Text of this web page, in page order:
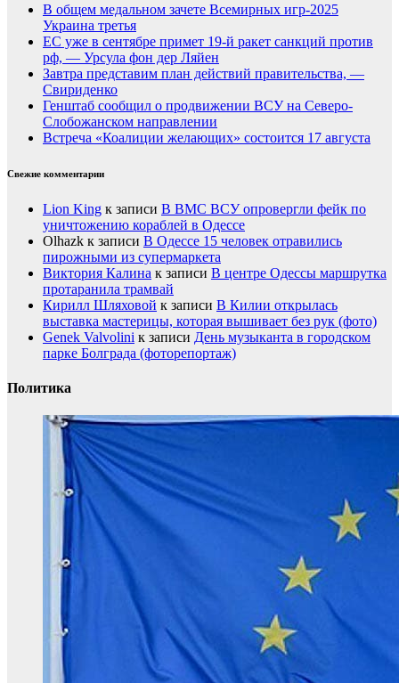
В общем медальном зачете Всемирных игр-2025
Украина третья
ЕС уже в сентябре примет 19-й ракет санкций против
рф, — Урсула фон дер Ляйен
Завтра представим план действий правительства, —
Свириденко
Генштаб сообщил о продвижении ВСУ на Северо-
Слобожанском направлении
Встреча «Коалиции желающих» состоится 17 августа
Свежие комментарии
Lion King к записи В ВМС ВСУ опровергли фейк по
уничтожению кораблей в Одессе
Olhazk к записи В Одессе 15 человек отравились
пирожными из супермаркета
Виктория Калина к записи В центре Одессы маршрутка
протаранила трамвай
Кирилл Шляховой к записи В Килии открылась
выставка мастерицы, которая вышивает без рук (фото)
Genek Valvolini к записи День музыканта в городском
парке Болграда (фоторепортаж)
Политика